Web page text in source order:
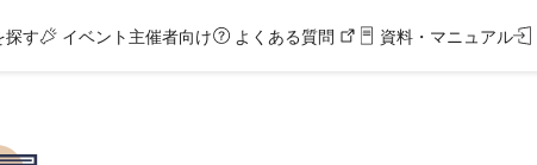
探す イベント主催者向け よくある質問 資料・マニュアル